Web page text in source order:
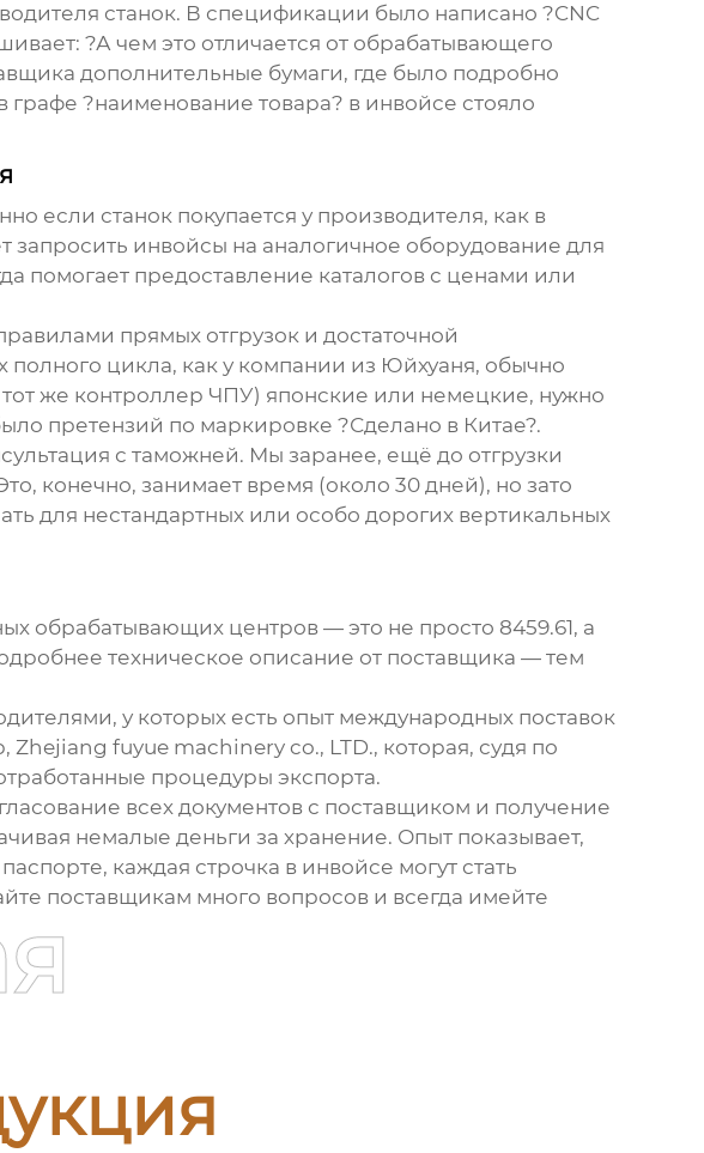
станок. В спецификации было написано ?CNC
?А чем это отличается от обрабатывающего
дополнительные бумаги, где было подробно
?наименование товара? в инвойсе стояло
если станок покупается у производителя, как в
запросить инвойсы на аналогичное оборудование для
помогает предоставление каталогов с ценами или
прямых отгрузок и достаточной
полного цикла, как у компании из Юйхуаня, обычно
же контроллер ЧПУ) японские или немецкие, нужно
претензий по маркировке ?Сделано в Китае?.
с таможней. Мы заранее, ещё до отгрузки
конечно, занимает время (около 30 дней), но зато
для нестандартных или особо дорогих вертикальных
обрабатывающих центров — это не просто 8459.61, а
техническое описание от поставщика — тем
у которых есть опыт международных поставок
Zhejiang fuyue machinery co., LTD., которая, судя по
процедуры экспорта.
всех документов с поставщиком и получение
немалые деньги за хранение. Опыт показывает,
каждая строчка в инвойсе могут стать
поставщикам много вопросов и всегда имейте